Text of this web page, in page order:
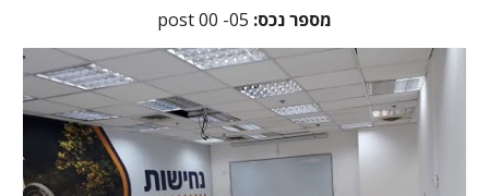
post 00 -05 :מספר נכס